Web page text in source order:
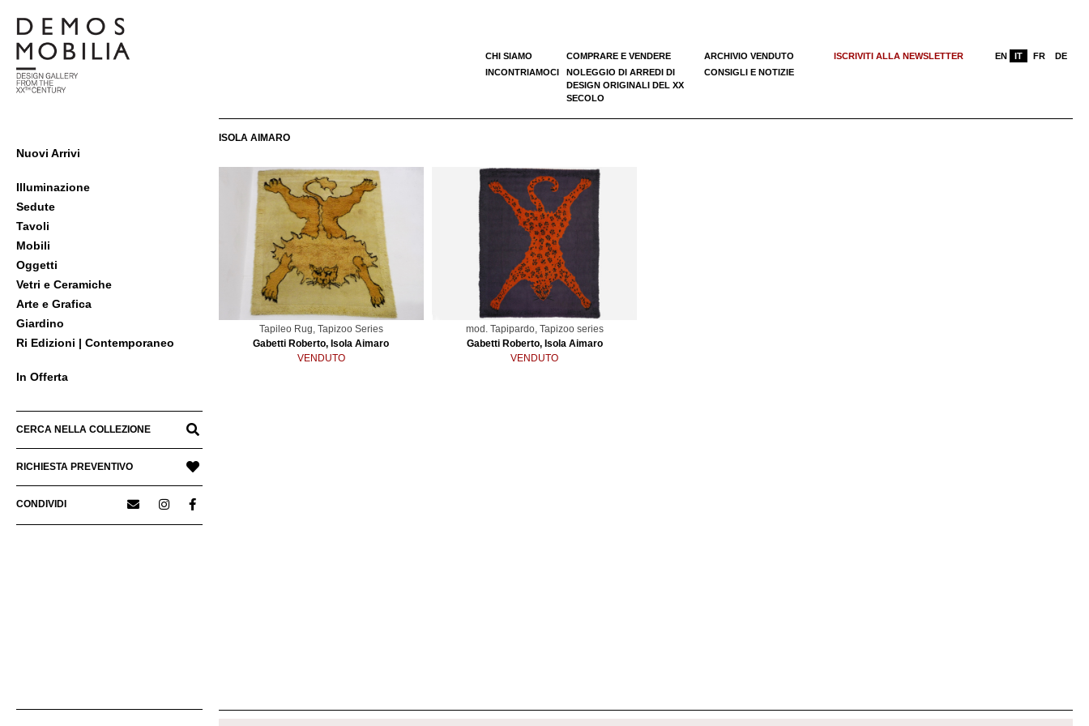
contenuto
Menu
di
navigzione
Nuovi Arrivi
Illuminazione
Sedute
Tavoli
Mobili
Oggetti
Vetri e Ceramiche
Arte e Grafica
Giardino
Ri Edizioni | Contemporaneo
In Offerta
CERCA NELLA COLLEZIONE
RICHIESTA PREVENTIVO
CONDIVIDI
CHI SIAMO COMPRARE E VENDERE ARCHIVIO VENDUTO
ISCRIVITI ALLA NEWSLETTER
INCONTRIAMOCI
NOLEGGIO DI ARREDI DI
DESIGN ORIGINALI DEL XX
SECOLO
CONSIGLI E NOTIZIE
EN IT FR DE
ISOLA AIMARO
Tapileo Rug, Tapizoo Series
Gabetti Roberto, Isola Aimaro
VENDUTO
mod. Tapipardo, Tapizoo series
Gabetti Roberto, Isola Aimaro
VENDUTO